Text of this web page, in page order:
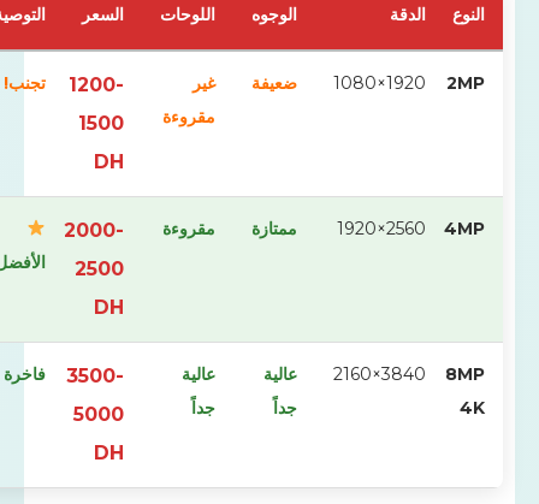
الدقة اللوحات السعر التوصية
1920×1080 ضعيفة
غير
1200-
1500
تجنب!
2560×1920 ممتازة مقروءة
2000-
الأفضل
3840×2160
عالية
عالية
جداً
3500-
5000
فاخرة